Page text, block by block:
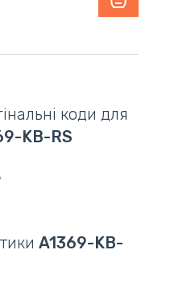
коди для
KB-RS
A1369-KB-